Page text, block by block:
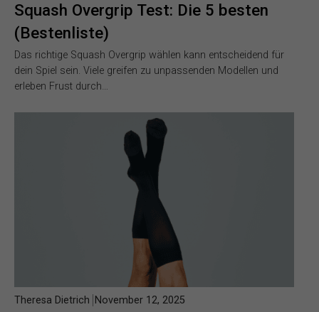
Squash Overgrip Test: Die 5 besten
(Bestenliste)
Das richtige Squash Overgrip wählen kann entscheidend für
dein Spiel sein. Viele greifen zu unpassenden Modellen und
erleben Frust durch…
Theresa Dietrich November 12, 2025